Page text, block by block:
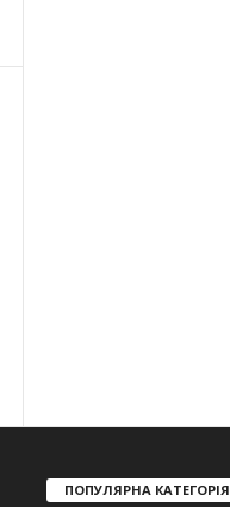
ПОПУЛЯРНА КАТЕГОРІЯ